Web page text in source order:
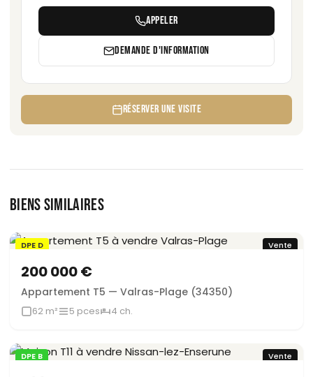
APPELER
DEMANDE D'INFORMATION
RÉSERVER UNE VISITE
BIENS SIMILAIRES
DPE D Vente
200 000 €
Appartement T5 — Valras-Plage (34350)
62 m² 5 pces 4 ch.
DPE B Vente